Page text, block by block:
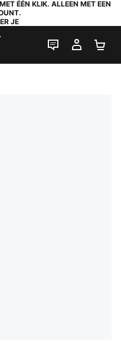
ÉÉN KLIK. ALLEEN MET EEN
JE
LIVE CHAT
MIJN